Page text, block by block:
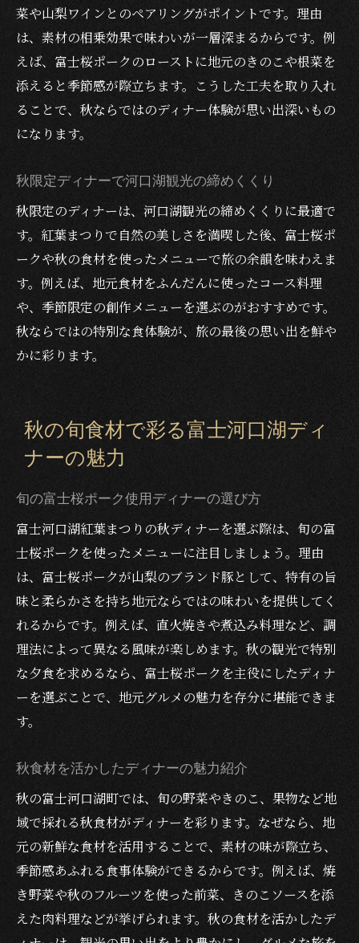
菜や山梨ワインとのペアリングがポイントです。理由
は、素材の相乗効果で味わいが一層深まるからです。例
えば、富士桜ポークのローストに地元のきのこや根菜を
添えると季節感が際立ちます。こうした工夫を取り入れ
ることで、秋ならではのディナー体験が思い出深いもの
になります。
秋限定ディナーで河口湖観光の締めくくり
秋限定のディナーは、河口湖観光の締めくくりに最適で
す。紅葉まつりで自然の美しさを満喫した後、富士桜ポ
ークや秋の食材を使ったメニューで旅の余韻を味わえま
す。例えば、地元食材をふんだんに使ったコース料理
や、季節限定の創作メニューを選ぶのがおすすめです。
秋ならではの特別な食体験が、旅の最後の思い出を鮮や
かに彩ります。
秋の旬食材で彩る富士河口湖ディ
ナーの魅力
旬の富士桜ポーク使用ディナーの選び方
富士河口湖紅葉まつりの秋ディナーを選ぶ際は、旬の富
士桜ポークを使ったメニューに注目しましょう。理由
は、富士桜ポークが山梨のブランド豚として、特有の旨
味と柔らかさを持ち地元ならではの味わいを提供してく
れるからです。例えば、直火焼きや煮込み料理など、調
理法によって異なる風味が楽しめます。秋の観光で特別
な夕食を求めるなら、富士桜ポークを主役にしたディナ
ーを選ぶことで、地元グルメの魅力を存分に堪能できま
す。
秋食材を活かしたディナーの魅力紹介
秋の富士河口湖町では、旬の野菜やきのこ、果物など地
域で採れる秋食材がディナーを彩ります。なぜなら、地
元の新鮮な食材を活用することで、素材の味が際立ち、
季節感あふれる食事体験ができるからです。例えば、焼
き野菜や秋のフルーツを使った前菜、きのこソースを添
えた肉料理などが挙げられます。秋の食材を活かしたデ